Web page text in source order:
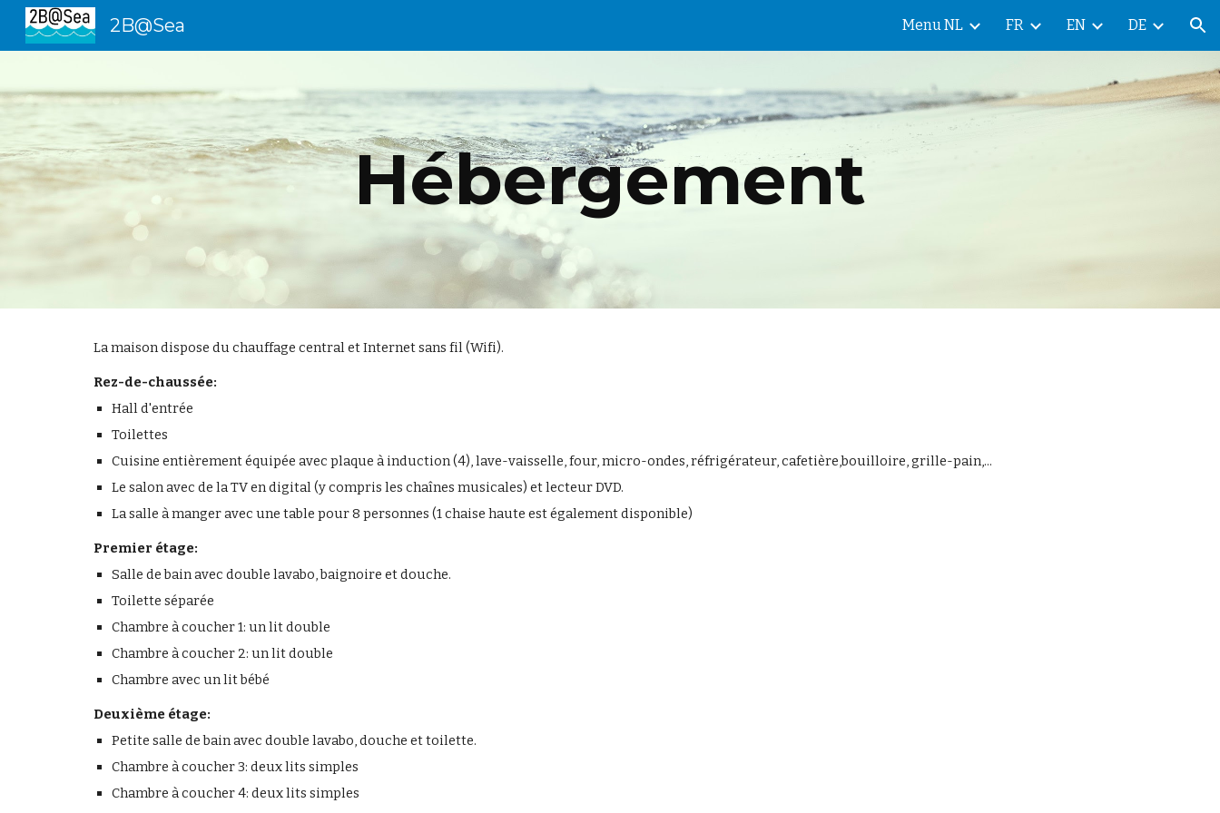
2B@Sea Menu NL FR EN DE
Hébergement
La maison dispose du chauffage central et Internet sans fil (Wifi).
Rez-de-chaussée:
Hall d'entrée
Toilettes
Cuisine entièrement équipée avec plaque à induction (4), lave-vaisselle, four, micro-ondes, réfrigérateur, cafetière,bouilloire, grille-pain,...
Le salon avec de la TV en digital (y compris les chaînes musicales) et lecteur DVD.
La salle à manger avec une table pour 8 personnes (1 chaise haute est également disponible)
Premier étage:
Salle de bain avec double lavabo, baignoire et douche.
Toilette séparée
Chambre à coucher 1: un lit double
Chambre à coucher 2: un lit double
Chambre avec un lit bébé
Deuxième étage:
Petite salle de bain avec double lavabo, douche et toilette.
Chambre à coucher 3: deux lits simples
Chambre à coucher 4: deux lits simples